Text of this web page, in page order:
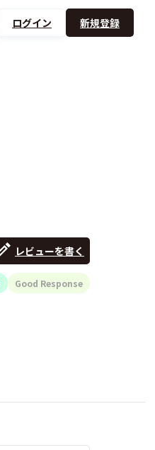
ログイン 新規登録
レビューを書く
Good Response